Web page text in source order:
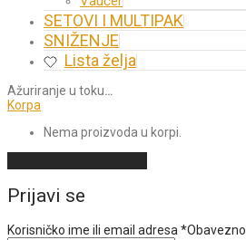
SETOVI I MULTIPAK
SNIŽENJE
Lista želja
Ažuriranje u toku…
Korpa
Nema proizvoda u korpi.
Prijavi se
Korisničko ime ili email adresa *Obavezno